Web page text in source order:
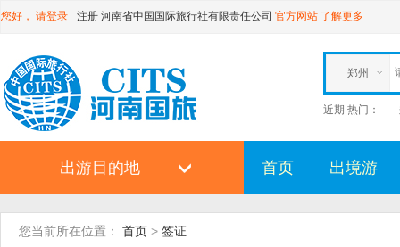
您好， 请登录 注册 河南省中国国际旅行社有限责任公司 官方网站 了解更多
郑州
近期 热门：
出游目的地 首页 出境游
您当前所在位置： 首页 > 签证